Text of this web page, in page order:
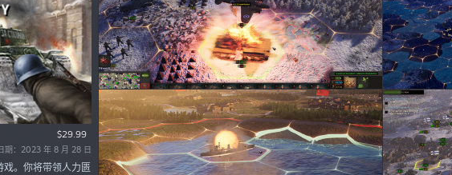
$29.99
期：2023 年 8 月 28 日
戏。你将带领人力匮